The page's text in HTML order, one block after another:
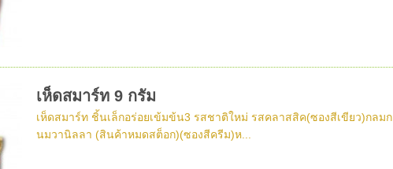
เห็ดสมาร์ท 9 กรัม
เห็ดสมาร์ท ชิ้นเล็กอร่อยเข้มข้น3 รสชาติใหม่ รสคลาสสิค(ซองสีเขียว)กล
นมวานิลลา (สินค้าหมดสต็อก)(ซองสีครีม)ห...